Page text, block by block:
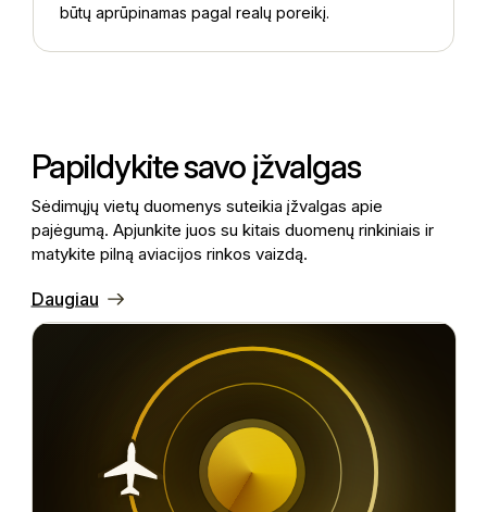
būtų aprūpinamas pagal realų poreikį.
Papildykite savo įžvalgas
Sėdimųjų vietų duomenys suteikia įžvalgas apie
pajėgumą. Apjunkite juos su kitais duomenų rinkiniais ir
matykite pilną aviacijos rinkos vaizdą.
Daugiau